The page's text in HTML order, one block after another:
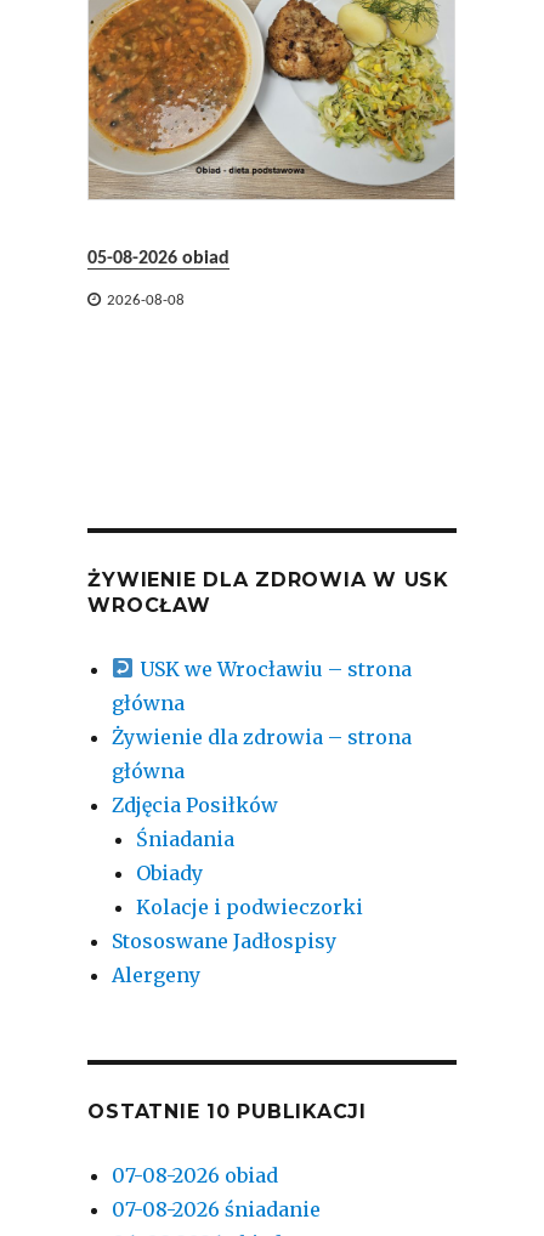
05-08-2026 obiad
 2026-08-08
ŻYWIENIE DLA ZDROWIA W USK
WROCŁAW
USK we Wrocławiu – strona
główna
Żywienie dla zdrowia – strona
główna
Zdjęcia Posiłków
Śniadania
Obiady
Kolacje i podwieczorki
Stososwane Jadłospisy
Alergeny
OSTATNIE 10 PUBLIKACJI
07-08-2026 obiad
07-08-2026 śniadanie